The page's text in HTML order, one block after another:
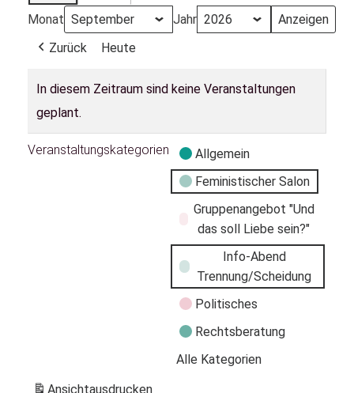
Monat
Jahr
Zurück
Heute
In diesem Zeitraum sind keine Veranstaltungen
geplant.
Veranstaltungskategorien
Allgemein
Feministischer Salon
Gruppenangebot "Und
das soll Liebe sein?"
Info-Abend
Trennung/Scheidung
Politisches
Rechtsberatung
Alle Kategorien
Ansichtausdrucken